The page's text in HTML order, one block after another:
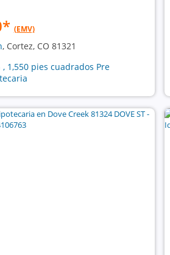
* (EMV)
, Cortez, CO 81321
1,550 pies cuadrados Pre